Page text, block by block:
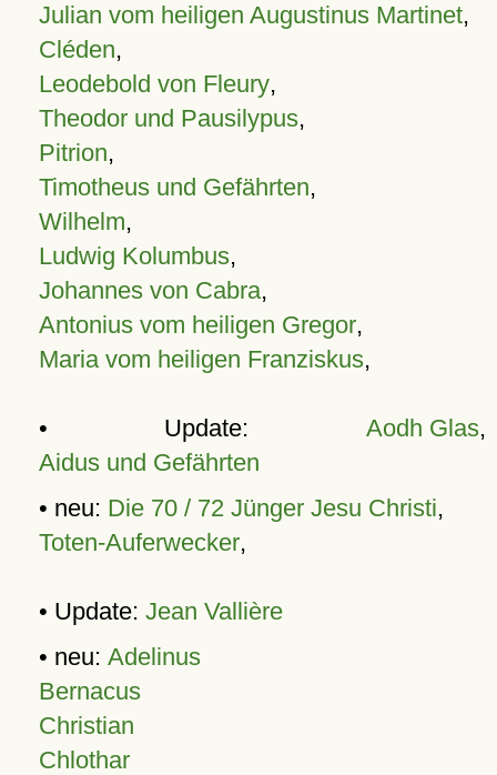
Julian vom heiligen Augustinus Martinet,
Cléden,
Leodebold von Fleury,
Theodor und Pausilypus,
Pitrion,
Timotheus und Gefährten,
Wilhelm,
Ludwig Kolumbus,
Johannes von Cabra,
Antonius vom heiligen Gregor,
Maria vom heiligen Franziskus,
• Update: Aodh Glas,
Aidus und Gefährten
• neu: Die 70 / 72 Jünger Jesu Christi,
Toten-Auferwecker,
• Update: Jean Vallière
• neu: Adelinus
Bernacus
Christian
Chlothar